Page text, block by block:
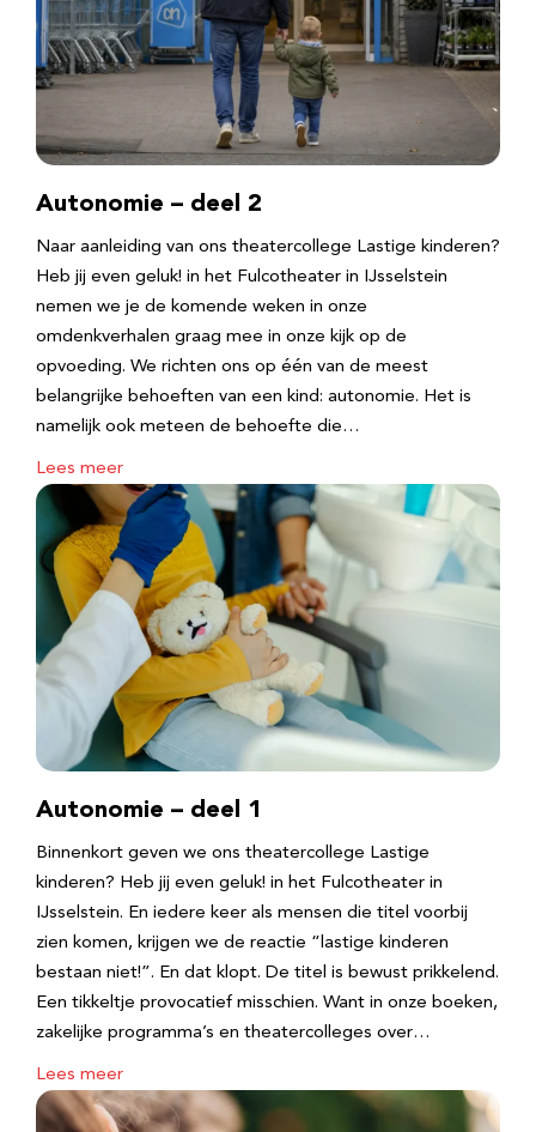
Autonomie – deel 2
Naar aanleiding van ons theatercollege Lastige kinderen?
Heb jij even geluk! in het Fulcotheater in IJsselstein
nemen we je de komende weken in onze
omdenkverhalen graag mee in onze kijk op de
opvoeding. We richten ons op één van de meest
belangrijke behoeften van een kind: autonomie. Het is
namelijk ook meteen de behoefte die…
Lees meer
Autonomie – deel 1
Binnenkort geven we ons theatercollege Lastige
kinderen? Heb jij even geluk! in het Fulcotheater in
IJsselstein. En iedere keer als mensen die titel voorbij
zien komen, krijgen we de reactie “lastige kinderen
bestaan niet!”. En dat klopt. De titel is bewust prikkelend.
Een tikkeltje provocatief misschien. Want in onze boeken,
zakelijke programma’s en theatercolleges over…
Lees meer